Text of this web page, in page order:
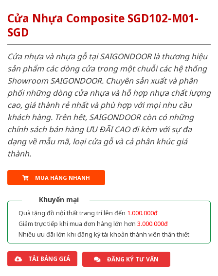
Cửa Nhựa Composite SGD102-M01-
SGD
Cửa nhựa và nhựa gỗ tại SAIGONDOOR là thương hiệu
sản phẩm các dòng cửa trong một chuỗi các hệ thống
Showroom SAIGONDOOR. Chuyên sản xuất và phân
phối những dòng cửa nhựa và hỗ hợp nhựa chất lượng
cao, giá thành rẻ nhất và phù hợp với mọi nhu cầu
khách hàng. Trên hết, SAIGONDOOR còn có những
chính sách bán hàng ƯU ĐÃI CAO đi kèm với sự đa
dạng về mẫu mã, loại cửa gỗ và cả phân khúc giá
thành.
MUA HÀNG NHANH
Khuyến mại
Quà tặng đồ nội thất trang trí lên đến 1.000.000đ
Giảm trực tiếp khi mua đơn hàng lớn hơn 3.000.000đ
Nhiều ưu đãi lớn khi đăng ký tài khoản thành viên thân thiết
TẢI BẢNG GIÁ ĐĂNG KÝ TƯ VẤN